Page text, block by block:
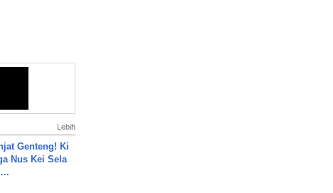
Lebih
Genteng! Ki
Nus Kei Sela